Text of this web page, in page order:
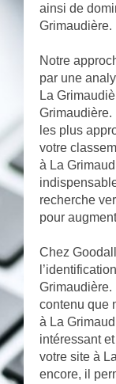
ainsi de
Grimaudière.
Notre
par une
La
les plus
votre
à La
recherche
pour
Chez
contenu que
à La
intéressant
votre site à
encore, il